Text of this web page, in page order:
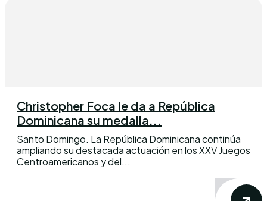
Christopher Foca le da a República
Dominicana su medalla...
Santo Domingo. La República Dominicana continúa
ampliando su destacada actuación en los XXV Juegos
Centroamericanos y del...